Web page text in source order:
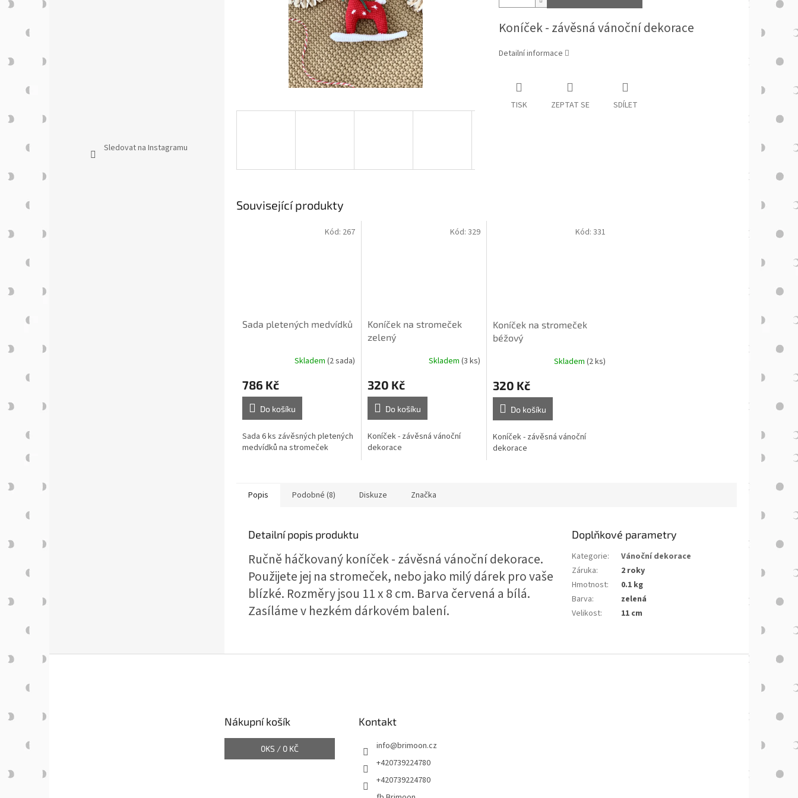
Sledovat na Instagramu
Koníček - závěsná vánoční dekorace
Detailní informace
TISK ZEPTAT SE SDÍLET
Související produkty
Sada pletených medvídků
Skladem (2 sada)
786 Kč
Do košíku
Sada 6 ks závěsných pletených
medvídků na stromeček
Kód: 267
Koníček na stromeček
zelený
Skladem (3 ks)
320 Kč
Do košíku
Koníček - závěsná vánoční
dekorace
Kód: 329
Koníček na stromeček
béžový
Skladem(2 ks)
320 Kč
Do košíku
Koníček - závěsná vánoční
dekorace
Kód:331
Popis Podobné (8) Diskuze Značka
Detailní popis produktu
Ručně háčkovaný koníček - závěsná vánoční dekorace.
Použijete jej na stromeček, nebo jako milý dárek pro vaše
blízké. Rozměry jsou 11 x 8 cm. Barva červená a bílá.
Zasíláme v hezkém dárkovém balení.
Doplňkové parametry
Kategorie:
Vánoční dekorace
Záruka:
2 roky
Hmotnost:
0.1 kg
Barva:
zelená
Velikost: 11 cm
Nákupní košík
0KS / 0 KČ
Kontakt
info@brimoon.cz
+420739224780
+420739224780